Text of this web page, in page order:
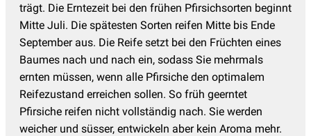
trägt. Die Erntezeit bei den frühen Pfirsichsorten beginnt
Mitte Juli. Die spätesten Sorten reifen Mitte bis Ende
September aus. Die Reife setzt bei den Früchten eines
Baumes nach und nach ein, sodass Sie mehrmals
ernten müssen, wenn alle Pfirsiche den optimalem
Reifezustand erreichen sollen. So früh geerntet
Pfirsiche reifen nicht vollständig nach. Sie werden
weicher und süsser, entwickeln aber kein Aroma mehr.